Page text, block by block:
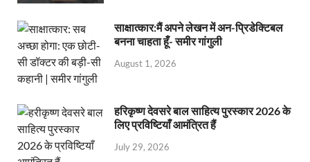
साक्षात्कार:मैं अपने लेखन में अन-प्रिडेक्टिबल
बनना चाहता हूँ- समीर गांगुली
August 1, 2026
हरिकृष्ण देवसरे बाल साहित्य पुरस्कार 2026 के
लिए प्रविष्टियाँ आमंत्रित हैं
July 29, 2026